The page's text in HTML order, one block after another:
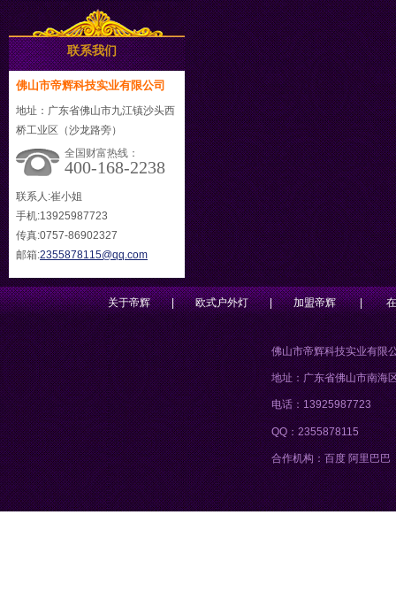
联系我们
佛山市帝辉科技实业有限公司
地址：广东省佛山市九江镇沙头西
桥工业区（沙龙路旁）
全国财富热线：
400-168-2238
联系人:崔小姐
手机:13925987723
传真:0757-86902327
邮箱:2355878115@qq.com
关于帝辉 | 欧式户外灯 | 加盟帝辉 |
佛山市帝辉科技实业有限
地址：广东省佛山市南海
电话：13925987723
QQ：2355878115
合作机构：百度 阿里巴巴